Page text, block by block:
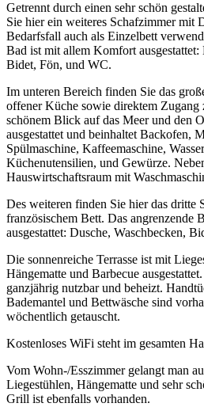
Getrennt durch einen sehr schön
Sie hier ein weiteres Schafzimmer mit
Bedarfsfall auch als Einzelbett
Bad ist mit allem Komfort ausgestattet:
Bidet, Fön, und WC.
Im unteren Bereich finden Sie das
offener Küche sowie direktem Zugang
schönem Blick auf das Meer und den
ausgestattet und beinhaltet Backofen,
Spülmaschine, Kaffeemaschine,
Küchenutensilien, und Gewürze.
Hauswirtschaftsraum mit
Des weiteren finden Sie hier das dritte
französischem Bett. Das angrenzende
ausgestattet: Dusche, Waschbecken,
Die sonnenreiche Terrasse ist mit
Hängematte und Barbecue
ganzjährig nutzbar und beheizt.
Bademantel und Bettwäsche sind
wöchentlich getauscht.
Kostenloses WiFi steht im gesamten
Vom Wohn-/Esszimmer gelangt man
Liegestühlen, Hängematte und sehr
Grill ist ebenfalls vorhanden.